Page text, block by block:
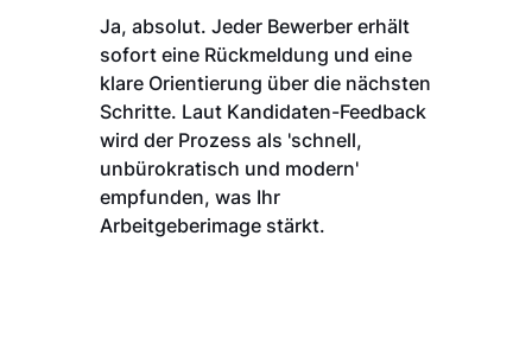
Ja, absolut. Jeder Bewerber erhält
sofort eine Rückmeldung und eine
klare Orientierung über die nächsten
Schritte. Laut Kandidaten-Feedback
wird der Prozess als 'schnell,
unbürokratisch und modern'
empfunden, was Ihr
Arbeitgeberimage stärkt.